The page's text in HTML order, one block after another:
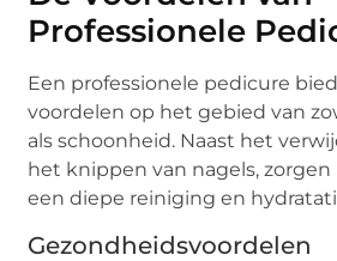
Professionele
Een professionele pedicure
voordelen op het gebied van
als schoonheid. Naast het
het knippen van nagels,
een diepe reiniging en
Gezondheidsvoordelen